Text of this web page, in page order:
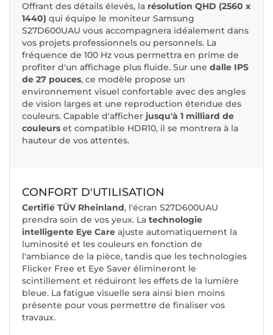
Offrant des détails élevés, la résolution QHD (2560 x
1440) qui équipe le moniteur Samsung
S27D600UAU vous accompagnera idéalement dans
vos projets professionnels ou personnels. La
fréquence de 100 Hz vous permettra en prime de
profiter d'un affichage plus fluide. Sur une dalle IPS
de 27 pouces, ce modèle propose un
environnement visuel confortable avec des angles
de vision larges et une reproduction étendue des
couleurs. Capable d'afficher jusqu'à 1 milliard de
couleurs et compatible HDR10, il se montrera à la
hauteur de vos attentes.
CONFORT D'UTILISATION
Certifié TÜV Rheinland, l'écran S27D600UAU
prendra soin de vos yeux. La technologie
intelligente Eye Care ajuste automatiquement la
luminosité et les couleurs en fonction de
l'ambiance de la pièce, tandis que les technologies
Flicker Free et Eye Saver élimineront le
scintillement et réduiront les effets de la lumière
bleue. La fatigue visuelle sera ainsi bien moins
présente pour vous permettre de finaliser vos
travaux.